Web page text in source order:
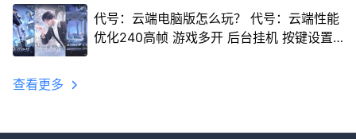
代号：云端电脑版怎么玩？ 代号：云端性能
优化240高帧 游戏多开 后台挂机 按键设置
查看更多